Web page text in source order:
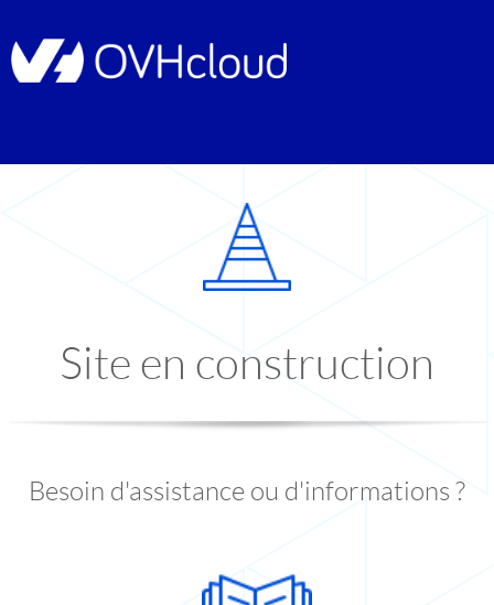
Site en construction
Besoin d'assistance ou d'informations ?